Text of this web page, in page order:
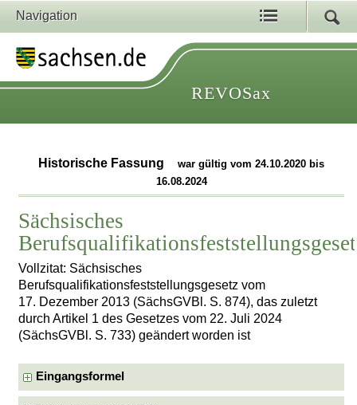
Navigation
REVOSax
Historische Fassung
war gültig vom 24.10.2020 bis
16.08.2024
Sächsisches
Vollzitat: Sächsisches
Berufsqualifikationsfeststellungsgesetz vom
17. Dezember 2013 (SächsGVBl. S. 874), das zuletzt
durch Artikel 1 des Gesetzes vom 22. Juli 2024
(SächsGVBl. S. 733) geändert worden ist
Eingangsformel